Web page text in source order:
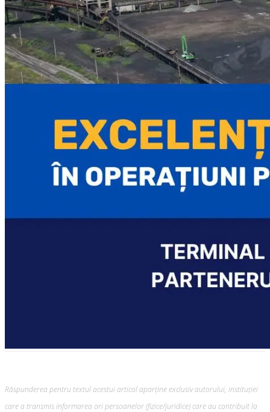
Răspunderea pentru textul acestui articol aparține exclusiv autorului, instituției
care a transmis informarea ori persoanelor (fizice/juridice) care au contribuit la